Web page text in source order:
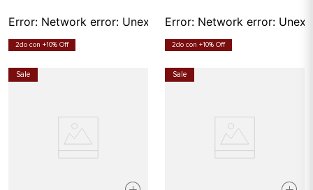
Error: Network error: Unexpected token T in JSON at
2do con +10% Off
Error: Network error:
2do con +10% Off
Sale Sale